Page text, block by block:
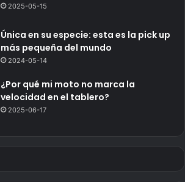
2025-05-15
Única en su especie: esta es la pick up
más pequeña del mundo
2024-05-14
¿Por qué mi moto no marca la
velocidad en el tablero?
2025-06-17